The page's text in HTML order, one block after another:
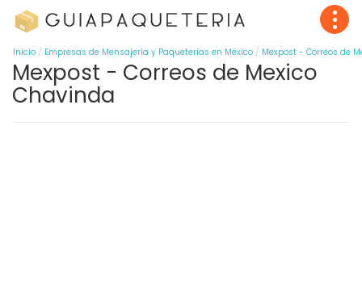
Inicio Empresas de Mensajería y Paqueterías en México Mexpost - Correos de
Mexpost - Correos de Mexico
Chavinda